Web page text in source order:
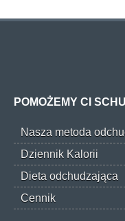
POMOŻEMY CI
Nasza metoda
Dziennik Kalorii
Dieta odchudzająca
Cennik